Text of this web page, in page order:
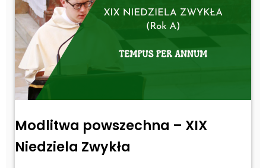
Modlitwa powszechna – XIX
Niedziela Zwykła